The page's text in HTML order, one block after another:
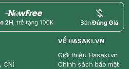
price
CN)
VỀ HASAKI.VN
Giới thiệu Hasaki.vn
Chính sách bảo mật